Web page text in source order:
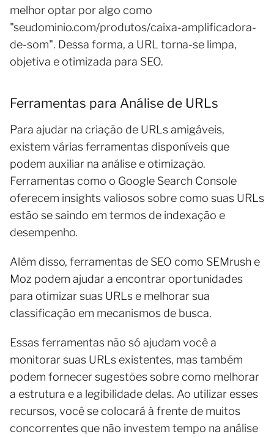
melhor optar por algo como
"seudominio.com/produtos/caixa-amplificadora-
de-som". Dessa forma, a URL torna-se limpa,
objetiva e otimizada para SEO.
Ferramentas para Análise de URLs
Para ajudar na criação de URLs amigáveis,
existem várias ferramentas disponíveis que
podem auxiliar na análise e otimização.
Ferramentas como o Google Search Console
oferecem insights valiosos sobre como suas URLs
estão se saindo em termos de indexação e
desempenho.
Além disso, ferramentas de SEO como SEMrush e
Moz podem ajudar a encontrar oportunidades
para otimizar suas URLs e melhorar sua
classificação em mecanismos de busca.
Essas ferramentas não só ajudam você a
monitorar suas URLs existentes, mas também
podem fornecer sugestões sobre como melhorar
a estrutura e a legibilidade delas. Ao utilizar esses
recursos, você se colocará à frente de muitos
concorrentes que não investem tempo na análise